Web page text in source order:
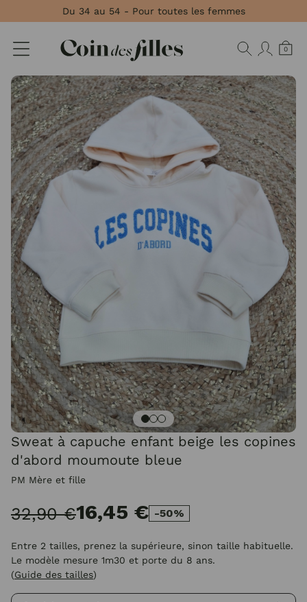
Du 34 au 54 - Pour toutes les femmes
0
Sweat à capuche enfant beige les copines
d'abord moumoute bleue
PM Mère et fille
32,90 €16,45 € -50%
Entre 2 tailles, prenez la supérieure, sinon taille habituelle.
Le modèle mesure 1m30 et porte du 8 ans.
(Guide des tailles)
Panneau de gestion des cookies